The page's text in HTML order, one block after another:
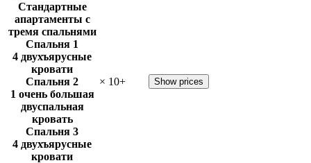
Стандартные
апартаменты с
тремя спальнями
Спальня 1
4 двухъярусные
кровати
Спальня 2
1 очень большая
двуспальная
кровать
Спальня 3
4 двухъярусные
кровати
× 10+ Show prices